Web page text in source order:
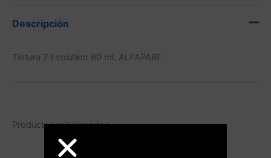
Descripción
Tintura 7 Evolution 60 ml. ALFAPARF
Productos relacionados